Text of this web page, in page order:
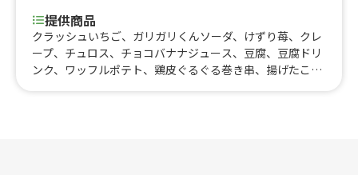
提供商品
クラッシュいちご、ガリガリくんソーダ、けずり苺、クレ
ープ、チュロス、チョコバナナジュース、豆腐、豆腐ドリ
ンク、ワッフルポテト、鶏皮ぐるぐる巻き串、揚げたこ焼